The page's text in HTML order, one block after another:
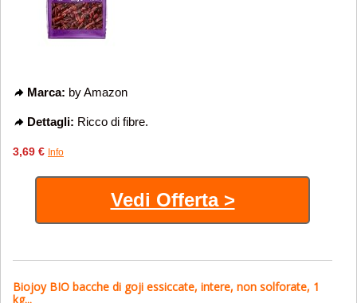
Marca: by Amazon
Dettagli: Ricco di fibre.
3,69 € Info
Vedi Offerta >
Biojoy BIO bacche di goji essiccate, intere, non solforate, 1
kg...